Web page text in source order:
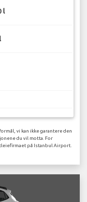
l
vi kan ikke garantere den
du vil motta. For
på Istanbul Airport.